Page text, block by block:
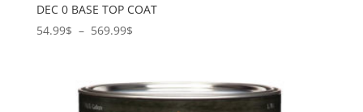
DEC 0 BASE TOP COAT
54.99$ – 569.99$Plage
54.99$